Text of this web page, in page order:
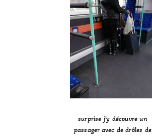
surprise j’y découvre un
passager avec de drôles de